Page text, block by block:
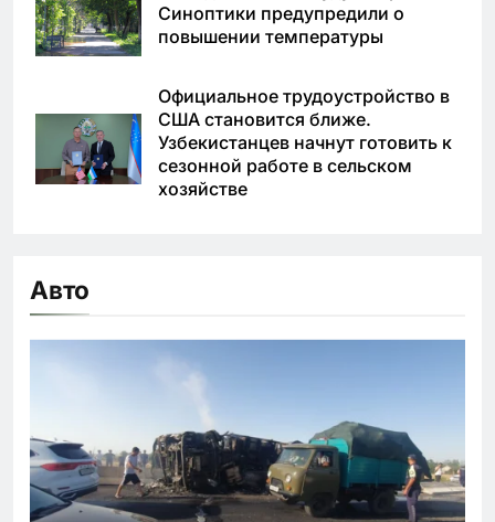
Синоптики предупредили о
повышении температуры
Официальное трудоустройство в
США становится ближе.
Узбекистанцев начнут готовить к
сезонной работе в сельском
хозяйстве
Авто